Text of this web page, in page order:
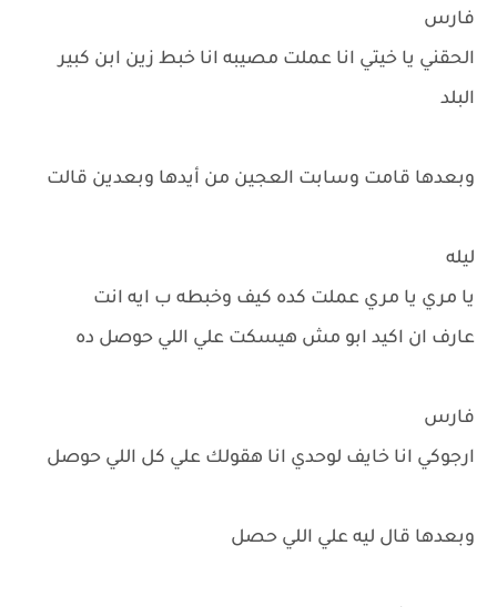
فارس
الحقني يا خيتي انا عملت مصيبه انا خبط زين ابن كبير
البلد
وبعدها قامت وسابت العجين من أيدها وبعدين قالت
ليله
يا مري يا مري عملت كده كيف وخبطه ب ايه انت
عارف ان اكيد ابو مش هيسكت علي اللي حوصل ده
فارس
ارجوكي انا خايف لوحدي انا هقولك علي كل اللي حوصل
وبعدها قال ليه علي اللي حصل